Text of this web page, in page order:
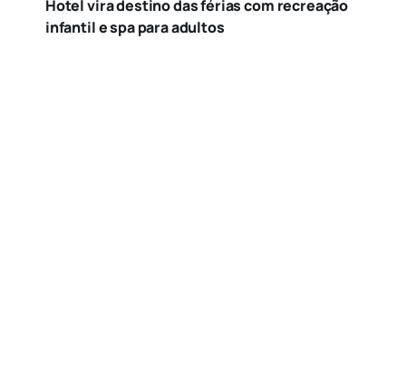
Hotel vira destino das férias com recreação
infantil e spa para adultos